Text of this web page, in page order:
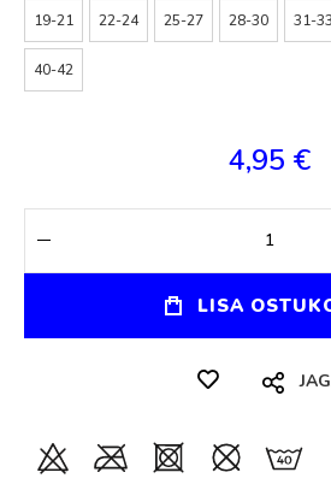
19-21 22-24 25-27 28-30 31-33
40-42
4,95 €
LISA